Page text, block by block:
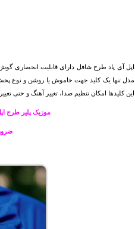
اپل آی پاد طرح شافل دارای قابلیت انحصاری
مدل تنها یک کلید جهت خاموش یا روشن و نوع
این کلیدها امکان تنظیم صدا، تغییر آهنگ و حتی
موزیک پلیر طرح